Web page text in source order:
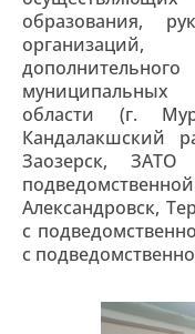
образования,
области (г.
Кандалакшский
Заозерск,
Александровск,
с
с